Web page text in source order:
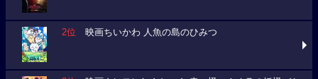
3位 映画クレヨンしんちゃん 奇々怪々！オラの妖怪バケ